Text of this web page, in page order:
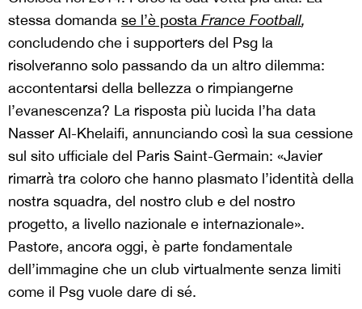
stessa domanda se l’è posta France Football,
concludendo che i supporters del Psg la
risolveranno solo passando da un altro dilemma:
accontentarsi della bellezza o rimpiangerne
l’evanescenza? La risposta più lucida l’ha data
Nasser Al-Khelaifi, annunciando così la sua cessione
sul sito ufficiale del Paris Saint-Germain: «Javier
rimarrà tra coloro che hanno plasmato l’identità della
nostra squadra, del nostro club e del nostro
progetto, a livello nazionale e internazionale».
Pastore, ancora oggi, è parte fondamentale
dell’immagine che un club virtualmente senza limiti
come il Psg vuole dare di sé.